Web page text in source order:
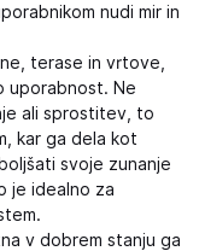
nudi mir in
terase in vrtove,
uporabnost. Ne
ali sprostitev, to
kar ga dela kot
svoje zunanje
je idealno za
v dobrem stanju ga